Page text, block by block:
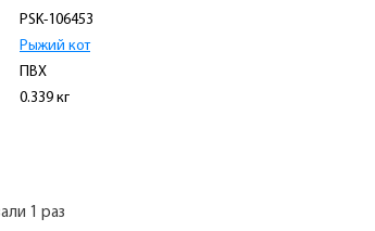
PSK-106453
Рыжий кот
ПВХ
0.339 кг
1 раз